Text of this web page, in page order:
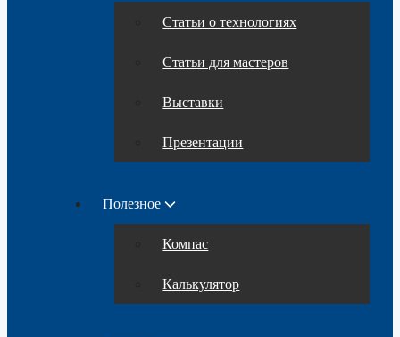
Статьи о технологиях
Статьи для мастеров
Выставки
Презентации
Полезное
Компас
Калькулятор